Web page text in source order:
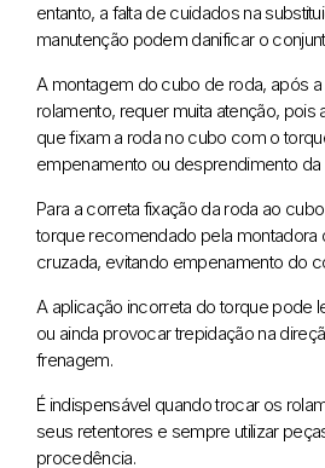
entanto, a falta de cuidados na
manutenção podem danificar o
A montagem do cubo de roda, após
rolamento, requer muita atenção, pois
que fixam a roda no cubo com o
empenamento ou desprendimento da
Para a correta fixação da roda ao
torque recomendado pela montadora
cruzada, evitando empenamento do
A aplicação incorreta do torque pode
ou ainda provocar trepidação na
frenagem.
É indispensável quando trocar os
seus retentores e sempre utilizar
procedência.